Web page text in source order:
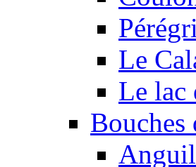
Le
Le lac
Bouches